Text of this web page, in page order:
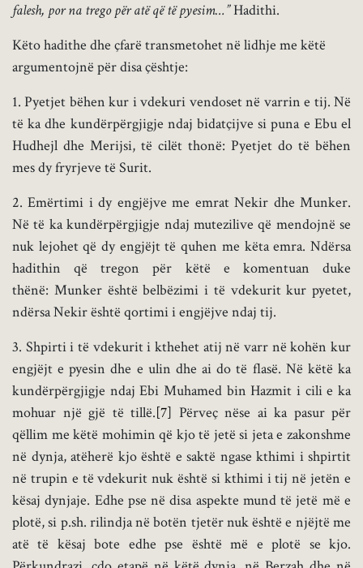
falesh, por na trego për atë që të pyesim…”Hadithi.
Këto hadithe dhe çfarë transmetohet në lidhje me këtë
argumentojnë për disa çështje:
1. Pyetjet bëhen kur i vdekuri vendoset në varrin e tij. Në
të ka dhe kundërpërgjigje ndaj bidatçijve si puna e Ebu el
Hudhejl dhe Merijsi, të cilët thonë: Pyetjet do të bëhen
mes dy fryrjeve të Surit.
2. Emërtimi i dy engjëjve me emrat Nekir dhe Munker.
Në të ka kundërpërgjigje ndaj mutezilive që mendojnë se
nuk lejohet që dy engjëjt të quhen me këta emra. Ndërsa
hadithin që tregon për këtë e komentuan duke
thënë: Munker është belbëzimi i të vdekurit kur pyetet,
ndërsa Nekir është qortimi i engjëjve ndaj tij.
3. Shpirti i të vdekurit i kthehet atij në varr në kohën kur
engjëjt e pyesin dhe e ulin dhe ai do të flasë. Në këtë ka
kundërpërgjigje ndaj Ebi Muhamed bin Hazmit i cili e ka
mohuar një gjë të tillë.[7] Përveç nëse ai ka pasur për
qëllim me këtë mohimin që kjo të jetë si jeta e zakonshme
në dynja, atëherë kjo është e saktë ngase kthimi i shpirtit
në trupin e të vdekurit nuk është si kthimi i tij në jetën e
kësaj dynjaje. Edhe pse në disa aspekte mund të jetë më e
plotë, si p.sh. rilindja në botën tjetër nuk është e njëjtë me
atë të kësaj bote edhe pse është më e plotë se kjo.